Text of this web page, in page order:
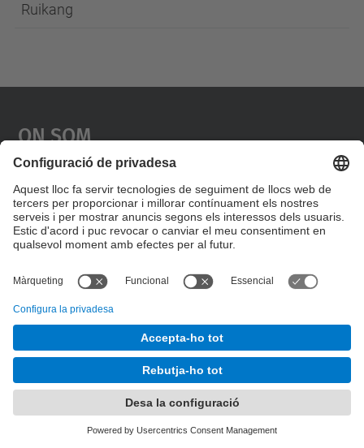
Ruikang
On Som
Necessitem el vostre
consentiment per carregar el
servei Google Maps!
Utilitzem un servei de tercers per incrustar
contingut del mapa que pugui recollir dades
sobre la vostra activitat. Reviseu-ne els
detalls i accepteu el servei per veure el
mapa.
Més Informació
Accepta